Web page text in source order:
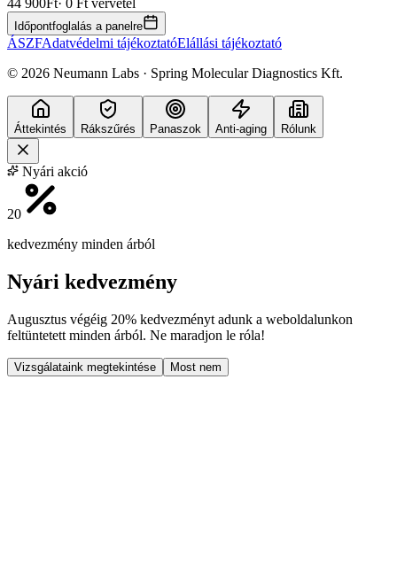
Időpontfoglalás a panelre
ÁSZFAdatvédelmi tájékoztatóElállási tájékoztató
© 2026 Neumann Labs · Spring Molecular Diagnostics Kft.
Áttekintés Rákszűrés Panaszok Anti-aging Rólunk
Nyári akció
20
kedvezmény minden árból
Nyári kedvezmény
Augusztus végéig 20% kedvezményt adunk a weboldalunkon
feltüntetett minden árból. Ne maradjon le róla!
Vizsgálataink megtekintése Most nem